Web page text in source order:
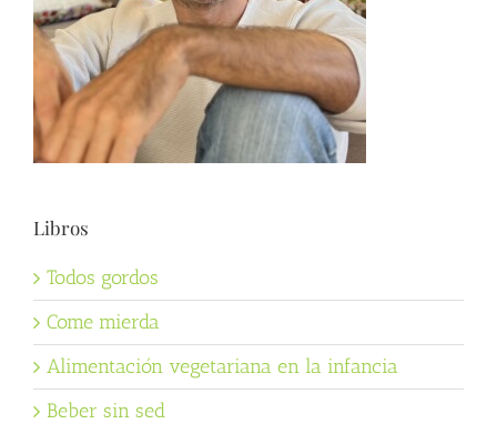
Libros
Todos gordos
Come mierda
Alimentación vegetariana en la infancia
Beber sin sed